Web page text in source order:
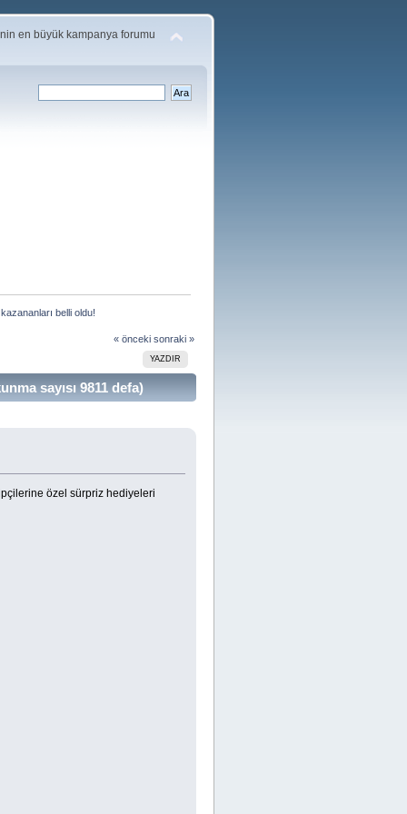
en büyük kampanya forumu
belli oldu!
« önceki sonraki »
YAZDIR
sayısı 9811 defa)
özel sürpriz hediyeleri